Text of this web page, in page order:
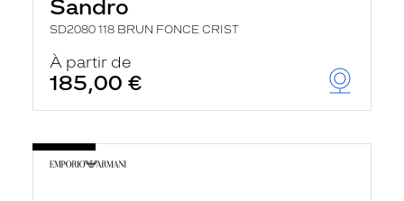
Sandro
SD2080 118 BRUN FONCE CRIST
À partir de
185,00 €